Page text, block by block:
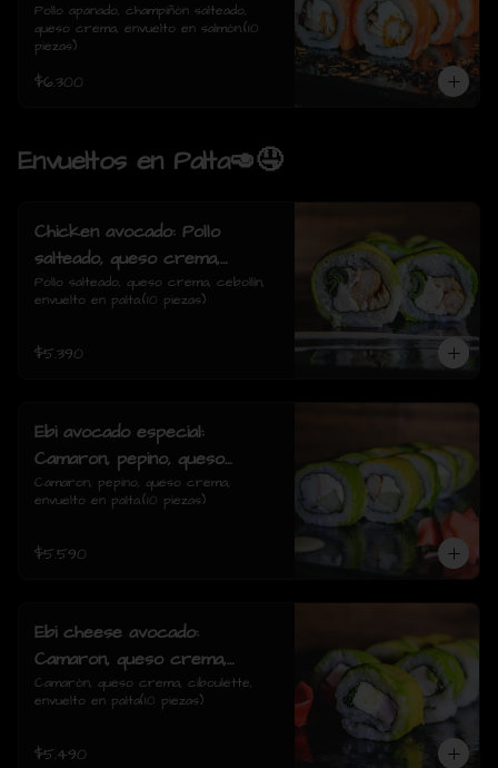
queso crema, envuelto en
salmón.
Pollo apanado, champiñón salteado,
queso crema, envuelto en salmón.(10
piezas)
$6.300
Envueltos en Palta🥑🤤
Chicken avocado: Pollo
salteado, queso crema,
cebollin, envuelto en palta.
Pollo salteado, queso crema, cebollín,
envuelto en palta.(10 piezas)
$5.390
Ebi avocado especial:
Camaron, pepino, queso
crema, envuelto en palta.
Camaron, pepino, queso crema,
envuelto en palta.(10 piezas)
$5.590
Ebi cheese avocado:
Camaron, queso crema,
ciboulette, envuelto en palta
Camarón, queso crema, ciboulette,
envuelto en palta(10 piezas)
$5.490